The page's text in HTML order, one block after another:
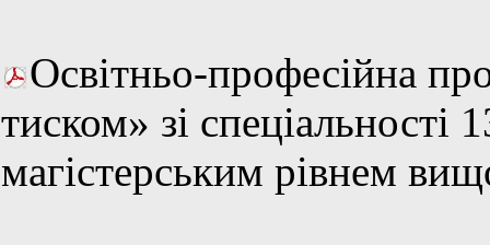
Освітньо-професійна
тиском» зі спеціальності
магістерським рівнем